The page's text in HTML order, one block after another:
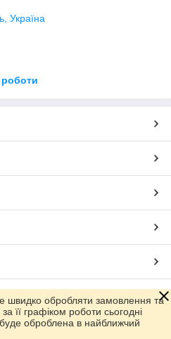
Україна
роботи
Prom.ua
швидко обробляти замовлення та
її графіком роботи сьогодні
оброблена в найближчий